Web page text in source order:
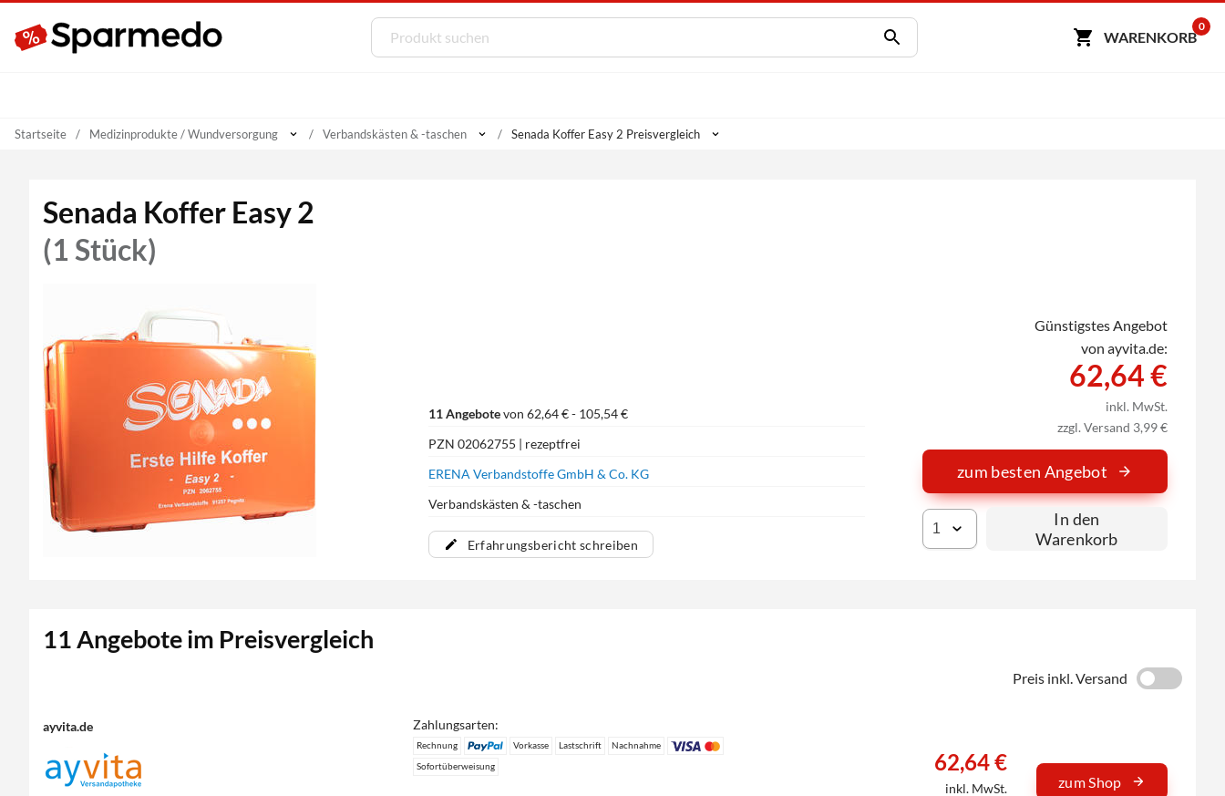
WARENKORB
0
Startseite Medizinprodukte / Wundversorgung Verbandskästen & -taschen Senada Koffer Easy 2 Preisvergleich
Senada Koffer Easy 2
(1 Stück)
11 Angebotevon 62,64 € - 105,54 €
PZN 02062755 | rezeptfrei
ERENA Verbandstoffe GmbH & Co. KG
Verbandskästen & -taschen
Erfahrungsbericht schreiben
Günstigstes Angebot
von ayvita.de:
62,64 €
inkl. MwSt.
zzgl. Versand 3,99 €
zum besten Angebot
In den
Warenkorb
11 Angebote im Preisvergleich
Preis inkl. Versand
ayvita.de Zahlungsarten:
Rechnung Vorkasse Lastschrift
Nachnahme
Sofortüberweisung
62,64 €
inkl. MwSt.
zum Shop